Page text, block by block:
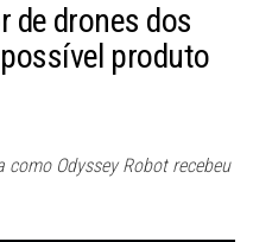
de drones dos
produto
Odyssey Robot recebeu